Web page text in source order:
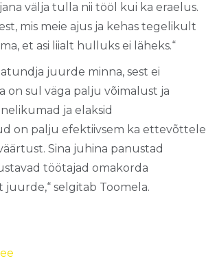
välja tulla nii tööl kui ka eraelus.
mis meie ajus ja kehas tegelikult
et asi liialt hulluks ei läheks.“
juurde minna, sest ei
on sul väga palju võimalust ja
ja elaksid
on palju efektiivsem ka ettevõttele
Sina juhina panustad
töötajad omakorda
selgitab Toomela.